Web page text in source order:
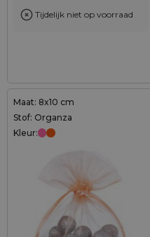
Tijdelijk niet op voorraad
Maat: 8x10 cm
Stof: Organza
Kleur: